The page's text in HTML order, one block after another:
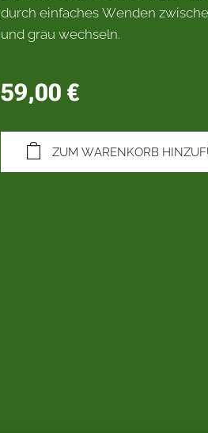
durch einfaches Wenden
und grau wechseln.
59,00 €
ZUM WARENKORB